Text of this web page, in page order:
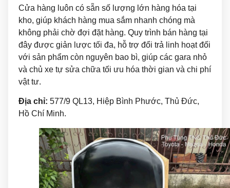
Cửa hàng luôn có sẵn số lượng lớn hàng hóa tại
kho, giúp khách hàng mua sắm nhanh chóng mà
không phải chờ đợi đặt hàng. Quy trình bán hàng tại
đây được giản lược tối đa, hỗ trợ đổi trả linh hoạt đối
với sản phẩm còn nguyên bao bì, giúp các gara nhỏ
và chủ xe tự sửa chữa tối ưu hóa thời gian và chi phí
vật tư.
Địa chỉ: 577/9 QL13, Hiệp Bình Phước, Thủ Đức,
Hồ Chí Minh.